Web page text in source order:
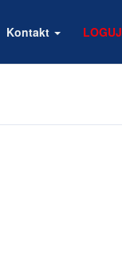
Kontakt LOGUJ